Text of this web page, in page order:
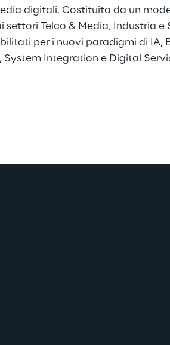
digitali. Costituita da un
Telco & Media, Industria
per i nuovi paradigmi di
System Integration e Digital